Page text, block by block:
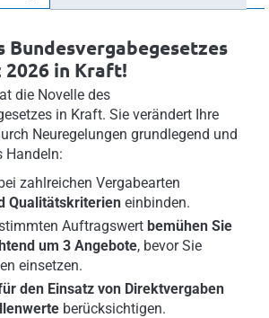
Bundesvergabegesetzes
2026 in Kraft!
die Novelle des
in Kraft. Sie verändert Ihre
Neuregelungen grundlegend und
Handeln:
zahlreichen Vergabearten
Qualitätskriterien einbinden.
Auftragswert bemühen Sie
um 3 Angebote, bevor Sie
einsetzen.
den Einsatz von Direktvergaben
berücksichtigen.